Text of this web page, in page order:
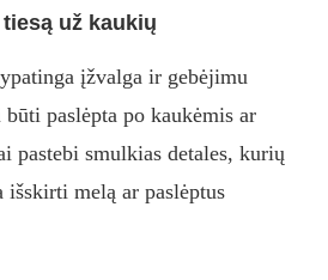
už kaukių
įžvalga ir gebėjimu
paslėpta po kaukėmis ar
pastebi smulkias detales, kurių
melą ar paslėptus